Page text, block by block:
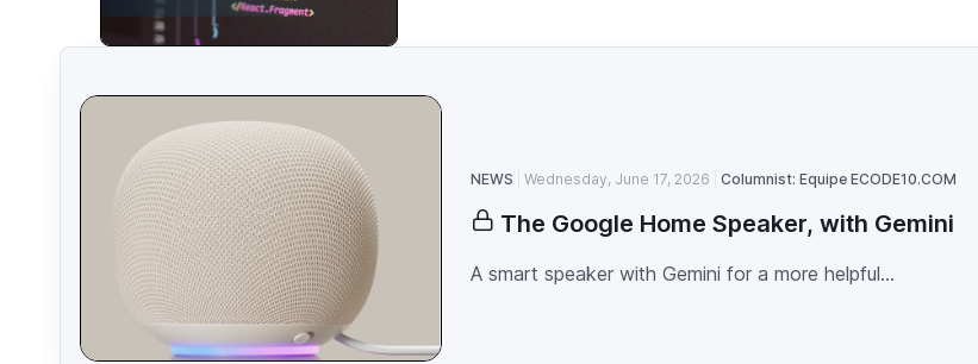
NEWS Wednesday, June 17, 2026 Columnist: Equipe ECODE10.COM
The Google Home Speaker, with Gemini
A smart speaker with Gemini for a more helpful...